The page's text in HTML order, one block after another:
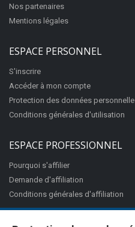
17 Rue
Restaurant
Nos partenaires
Mentions légales
ESPACE PERSONNEL
S'inscrire
Accéder à mon compte
Protection des données
Conditions générales d'utilisation
ESPACE PROFESSIONNEL
Pourquoi s'affilier
Demande d'affiliation
Conditions générales d'affiliation